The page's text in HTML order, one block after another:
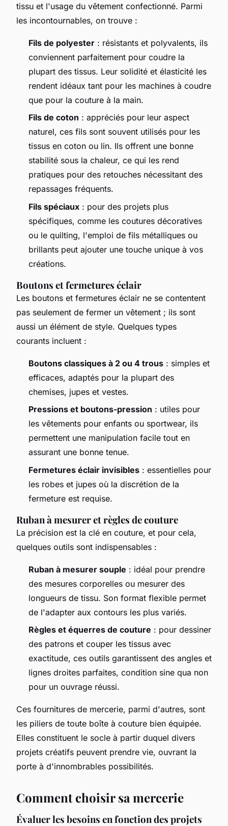
tissu et l'usage du vêtement confectionné. Parmi
les incontournables, on trouve :
Fils de polyester : résistants et polyvalents, ils
conviennent parfaitement pour coudre la
plupart des tissus. Leur solidité et élasticité les
rendent idéaux tant pour les machines à coudre
que pour la couture à la main.
Fils de coton : appréciés pour leur aspect
naturel, ces fils sont souvent utilisés pour les
tissus en coton ou lin. Ils offrent une bonne
stabilité sous la chaleur, ce qui les rend
pratiques pour des retouches nécessitant des
repassages fréquents.
Fils spéciaux : pour des projets plus
spécifiques, comme les coutures décoratives
ou le quilting, l'emploi de fils métalliques ou
brillants peut ajouter une touche unique à vos
créations.
Boutons et fermetures éclair
Les boutons et fermetures éclair ne se contentent
pas seulement de fermer un vêtement ; ils sont
aussi un élément de style. Quelques types
courants incluent :
Boutons classiques à 2 ou 4 trous : simples et
efficaces, adaptés pour la plupart des
chemises, jupes et vestes.
Pressions et boutons-pression : utiles pour
les vêtements pour enfants ou sportwear, ils
permettent une manipulation facile tout en
assurant une bonne tenue.
Fermetures éclair invisibles : essentielles pour
les robes et jupes où la discrétion de la
fermeture est requise.
Ruban à mesurer et règles de couture
La précision est la clé en couture, et pour cela,
quelques outils sont indispensables :
Ruban à mesurer souple : idéal pour prendre
des mesures corporelles ou mesurer des
longueurs de tissu. Son format flexible permet
de l'adapter aux contours les plus variés.
Règles et équerres de couture : pour dessiner
des patrons et couper les tissus avec
exactitude, ces outils garantissent des angles et
lignes droites parfaites, condition sine qua non
pour un ouvrage réussi.
Ces fournitures de mercerie, parmi d'autres, sont
les piliers de toute boîte à couture bien équipée.
Elles constituent le socle à partir duquel divers
projets créatifs peuvent prendre vie, ouvrant la
porte à d'innombrables possibilités.
Comment choisir sa mercerie
Évaluer les besoins en fonction des projets